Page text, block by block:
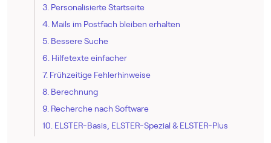
3. Personalisierte Startseite
4. Mails im Postfach bleiben erhalten
5. Bessere Suche
6. Hilfetexte einfacher
7. Frühzeitige Fehlerhinweise
8. Berechnung
9. Recherche nach Software
10. ELSTER-Basis, ELSTER-Spezial & ELSTER-Plus